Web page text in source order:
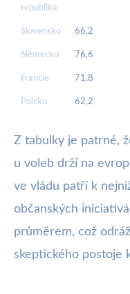
republika
Slovensko 66,2
Německo 76,6
Francie 71,8
Polsko 62,2
Z tabulky je patrné,
u voleb drží na
ve vládu patří k
občanských
průměrem, což
skeptického postoje